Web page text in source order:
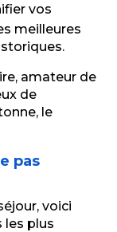
vos
meilleures
amateur de
de
le
pas
voici
les plus